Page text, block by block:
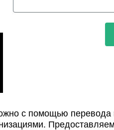
с помощью перевода